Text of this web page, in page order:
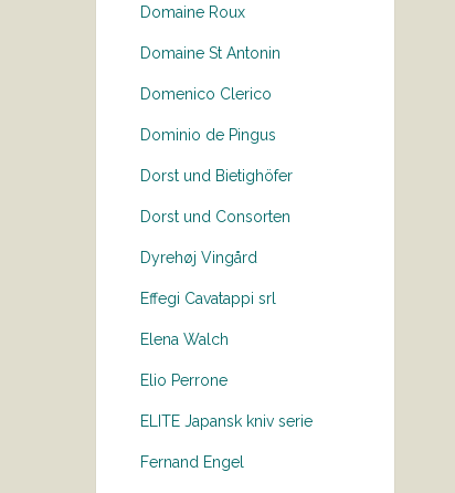
Domaine Roux
Domaine St Antonin
Domenico Clerico
Dominio de Pingus
Dorst und Bietighöfer
Dorst und Consorten
Dyrehøj Vingård
Effegi Cavatappi srl
Elena Walch
Elio Perrone
ELITE Japansk kniv serie
Fernand Engel